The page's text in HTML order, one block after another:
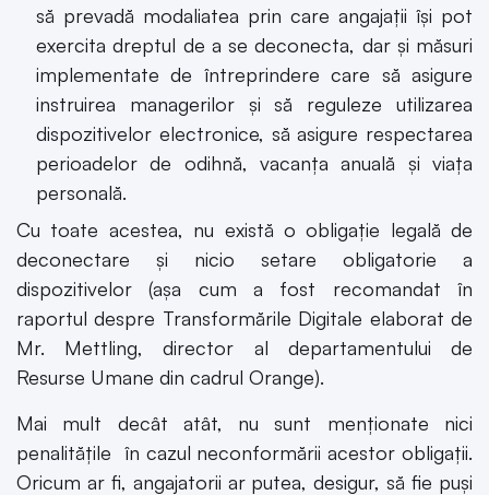
să prevadă modaliatea prin care angajații își pot
exercita dreptul de a se deconecta, dar și măsuri
implementate de întreprindere care să asigure
instruirea managerilor și să reguleze utilizarea
dispozitivelor electronice, să asigure respectarea
perioadelor de odihnă, vacanța anuală și viața
personală.
Cu toate acestea, nu există o obligație legală de
deconectare și nicio setare obligatorie a
dispozitivelor (așa cum a fost recomandat în
raportul despre Transformările Digitale elaborat de
Mr. Mettling, director al departamentului de
Resurse Umane din cadrul Orange).
Mai mult decât atât, nu sunt menționate nici
penalitățile în cazul neconformării acestor obligații.
Oricum ar fi, angajatorii ar putea, desigur, să fie puși